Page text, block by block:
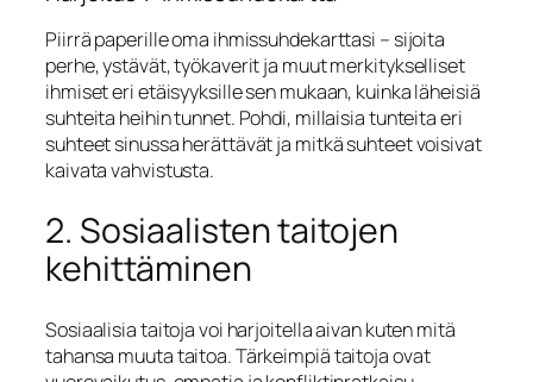
Piirrä paperille oma ihmissuhdekarttasi – sijoita
perhe, ystävät, työkaverit ja muut merkitykselliset
ihmiset eri etäisyyksille sen mukaan, kuinka läheisiä
suhteita heihin tunnet. Pohdi, millaisia tunteita eri
suhteet sinussa herättävät ja mitkä suhteet voisivat
kaivata vahvistusta.
2. Sosiaalisten taitojen
kehittäminen
Sosiaalisia taitoja voi harjoitella aivan kuten mitä
tahansa muuta taitoa. Tärkeimpiä taitoja ovat